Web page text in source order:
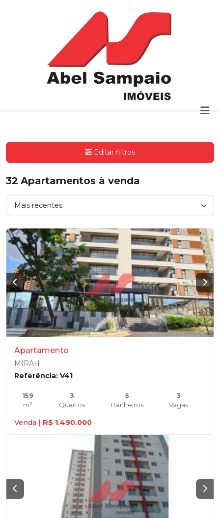
Editar filtros
32 Apartamentos à venda
Apartamento
MIRAH
Referência: V41
159
m²
3
Quartos
5
Banheiros
3
Vagas
Venda | R$ 1.490.000